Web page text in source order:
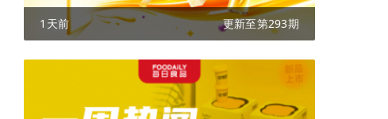
1天前 更新至第293期